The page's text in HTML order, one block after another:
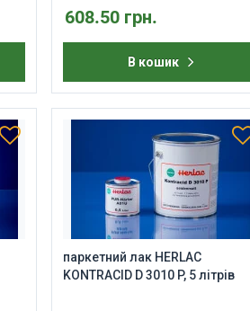
608.50 грн.
В кошик
паркетний лак HERLAC
KONTRACID D 3010 P, 5 літрів